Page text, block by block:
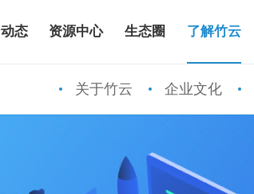
动态 资源中心 生态圈 了解竹云
关于竹云 企业文化